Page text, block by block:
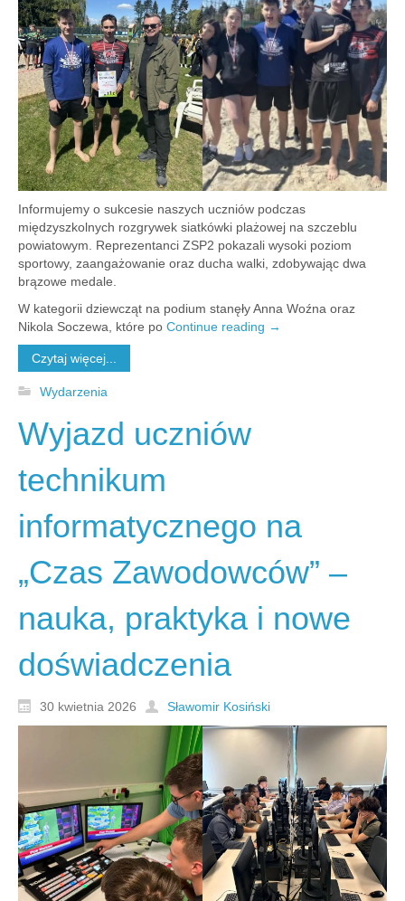
Informujemy o sukcesie naszych uczniów podczas
międzyszkolnych rozgrywek siatkówki plażowej na szczeblu
powiatowym. Reprezentanci ZSP2 pokazali wysoki poziom
sportowy, zaangażowanie oraz ducha walki, zdobywając dwa
brązowe medale.
W kategorii dziewcząt na podium stanęły Anna Woźna oraz
Nikola Soczewa, które po Continue reading →
Czytaj więcej...
Wydarzenia
Wyjazd uczniów
technikum
informatycznego na
„Czas Zawodowców” –
nauka, praktyka i nowe
doświadczenia
30 kwietnia 2026 Sławomir Kosiński